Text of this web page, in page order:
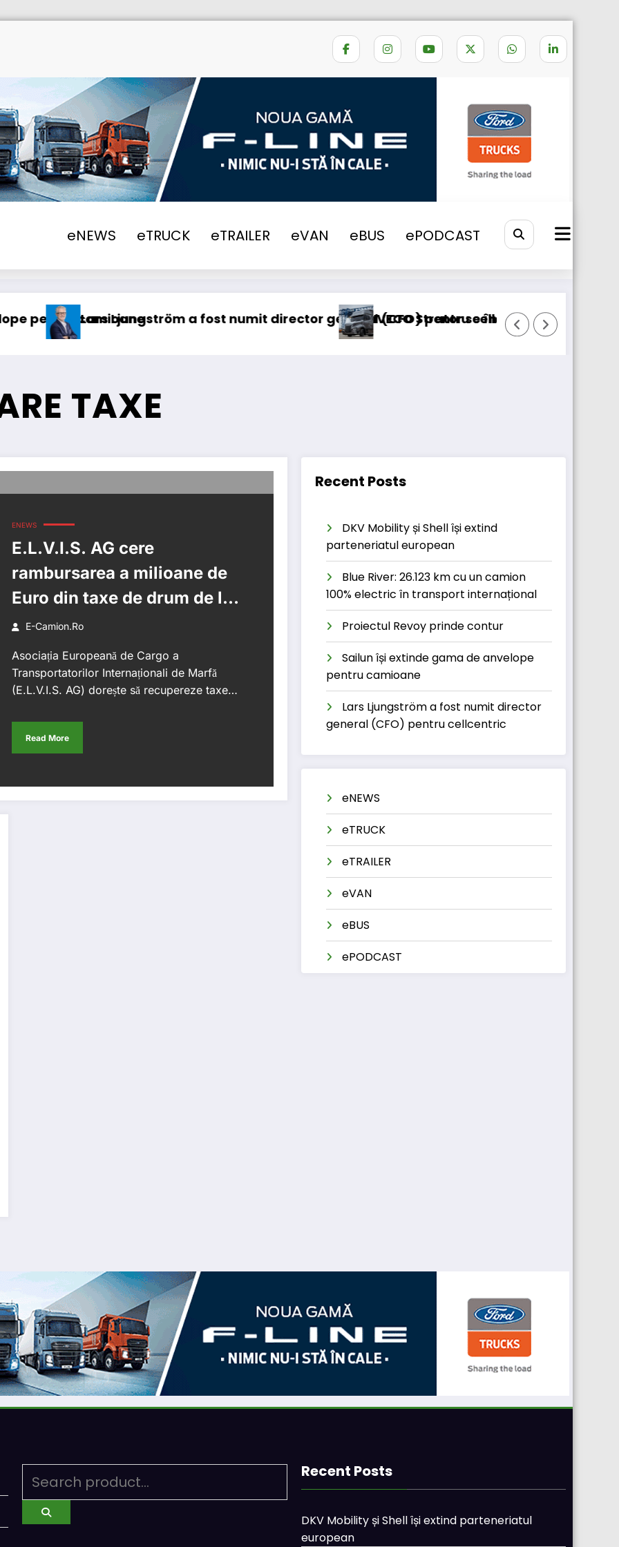
eNEWS eTRUCK eTRAILER eVAN eBUS ePODCAST
RECUPERARE TAXE
Ljungström a fost numit director general (CFO) pentru cellcentric
IVECO Strator se întoarce BursaTransport/
TAXE
ENEWS
E.L.V.I.S. AG cere
rambursarea a milioane de
Euro din taxe de drum de la
B.A.G. pentru membrii săi.
Alte părți vătămate sunt încă
binevenite să se alăture
procesului.
E-Camion.ro
Asociația Europeană de Cargo a
Transportatorilor Internaționali de Marfă
(E.L.V.I.S. AG) dorește să recupereze taxe…
Read More
Recent Posts
DKV Mobility și Shell își extind
parteneriatul european
Blue River: 26.123 km cu un camion
100% electric în transport internațional
Proiectul Revoy prinde contur
Sailun își extinde gama de anvelope
pentru camioane
Lars Ljungström a fost numit director
general (CFO) pentru cellcentric
eNEWS
eTRUCK
eTRAILER
eVAN
eBUS
ePODCAST
Recent Posts
DKV Mobility și Shell își extind parteneriatul
european